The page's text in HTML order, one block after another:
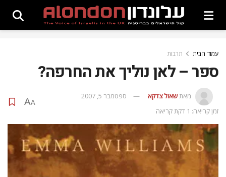
עמוד הבית תרבות
ספר – לאן נוליך את החרפה?
מאתשאול צדקא
ספטמבר 5, 2007
זמן קריאה: 1 דקת קריאה
A
A